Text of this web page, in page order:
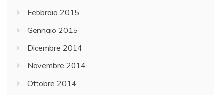
Febbraio 2015
Gennaio 2015
Dicembre 2014
Novembre 2014
Ottobre 2014